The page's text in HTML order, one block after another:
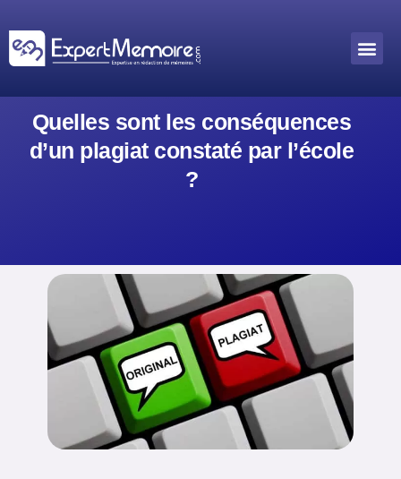
au
contenu
Quelles sont les conséquences
d’un plagiat constaté par l’école
?